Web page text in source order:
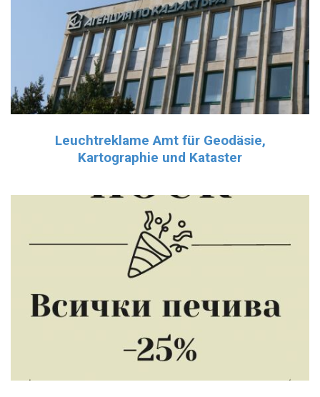
Leuchtreklame Amt für Geodäsie,
Kartographie und Kataster